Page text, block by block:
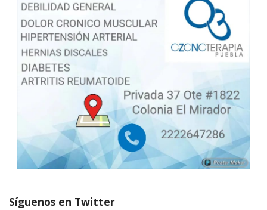
Síguenos en Twitter